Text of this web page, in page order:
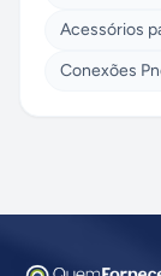
Acessórios
Conexões